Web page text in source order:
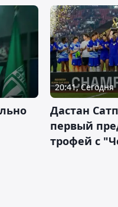
20:41, Сегодня
Дастан
первый
трофей с